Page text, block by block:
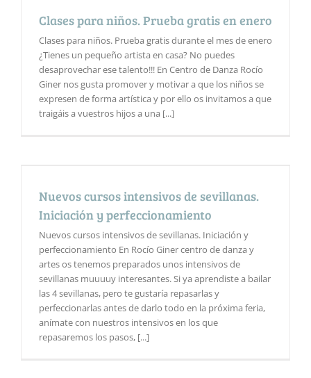
Clases para niños. Prueba gratis en enero
Clases para niños. Prueba gratis durante el mes de enero
¿Tienes un pequeño artista en casa? No puedes
desaprovechar ese talento!!! En Centro de Danza Rocío
Giner nos gusta promover y motivar a que los niños se
expresen de forma artística y por ello os invitamos a que
traigáis a vuestros hijos a una [...]
Nuevos cursos intensivos de sevillanas.
Iniciación y perfeccionamiento
Nuevos cursos intensivos de sevillanas. Iniciación y
perfeccionamiento En Rocío Giner centro de danza y
artes os tenemos preparados unos intensivos de
sevillanas muuuuy interesantes. Si ya aprendiste a bailar
las 4 sevillanas, pero te gustaría repasarlas y
perfeccionarlas antes de darlo todo en la próxima feria,
anímate con nuestros intensivos en los que
repasaremos los pasos, [...]